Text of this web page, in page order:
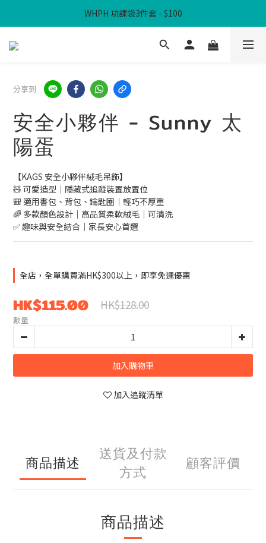
滿$300免本地運費
WHPH 功課袋3件套 - $100
滿$300免本地運費
分享到
安全小夥伴 - Sunny 太
陽蛋
【KAGS 安全小夥伴絨毛吊飾】
🧸 可愛造型｜隱藏式追蹤裝置放置位
🎒 適用書包、背包、鑰匙圈｜輕巧不厚重
🌈 多款顏色設計｜高品質柔軟絨毛｜可清洗
✅ 趣味與安全結合｜家長安心首選
全店，全單購買滿HK$300以上，即享免運優惠
HK$115.00 HK$128.00
數量
加入購物車
加入追蹤清單
商品描述
送貨及付款
方式
顧客評價
商品描述